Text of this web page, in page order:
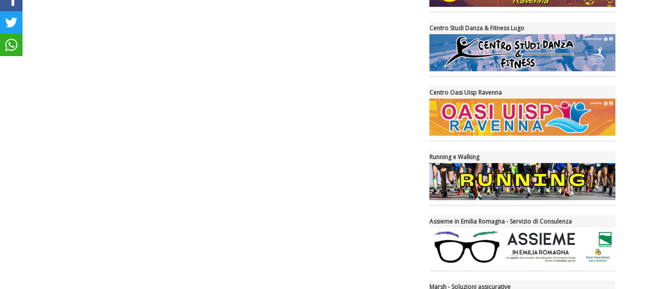
Centro Studi Danza & Fitness Lugo
Centro Oasi Uisp Ravenna
Running e Walking
Assieme in Emilia Romagna - Servizio di Consulenza
Marsh - Soluzioni assicurative